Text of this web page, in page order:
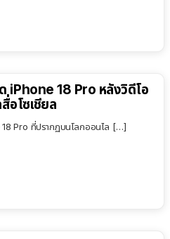
iPhone 18 Pro หลังวิดีโอ
อโซเชียล
Pro ที่ปรากฏบนโลกออนไล […]